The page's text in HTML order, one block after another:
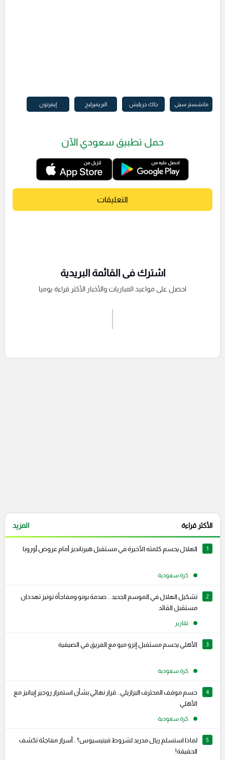
مانشستر سيتي جاك جريليش البريميرليج إيفرتون
حمل تطبيق سعودي الآن
التعليقات
اشترك فى القائمة البريدية
احصل على مواعيد المباريات والأخبار الأكثر قراءة يوميا
الأكثر قراءة المزيد
1 الهلال يحسم كلمته الأخيرة في مستقبل هيرنانديز أمام عروض أوروبا
كرة سعودية
2
تشكيل الهلال في الموسم الجديد .. صدمة بونو ومفاجأة نونيز تهددان
مستقبل القائد
تقارير
3 الأهلي يحسم مستقبل إنزو ميو مع الفريق في الصيفية
كرة سعودية
4
حسم موقف المحترف البرازيلي.. قرار نهائي بشأن استمرار روجير إيبانيز مع
الأهلي
كرة سعودية
5
لماذا استسلم ريال مدريد لشروط فينيسيوس؟.. أسرار مفاجئة تكشف
الحقيقة!